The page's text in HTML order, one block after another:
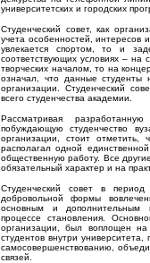
университетских и городских
Студенческий совет, как
учета особенностей, интересов
увлекается спортом, то и
соответствующих условиях – на
творческих началом, то на
означал, что данные студенты
организации. Студенческий
всего студенчества академии.
Рассматривая
побуждающую студенчество
организации, стоит отметить,
располагал одной
общественную работу. Все
обязательный характер и на
Студенческий совет в
добровольной формы
основным и дополнительным
процессе становления.
организации, был воплощен
студентов внутри
самосовершенствованию,
связей.